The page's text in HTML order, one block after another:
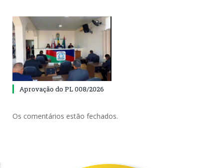
Aprovação do PL 008/2026
Os comentários estão fechados.